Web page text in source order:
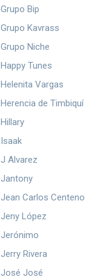
Grupo Bip
Grupo Kavrass
Grupo Niche
Happy Tunes
Helenita Vargas
Herencia de Timbiquí
Hillary
Isaak
J Alvarez
Jantony
Jean Carlos Centeno
Jeny López
Jerónimo
Jerry Rivera
José José